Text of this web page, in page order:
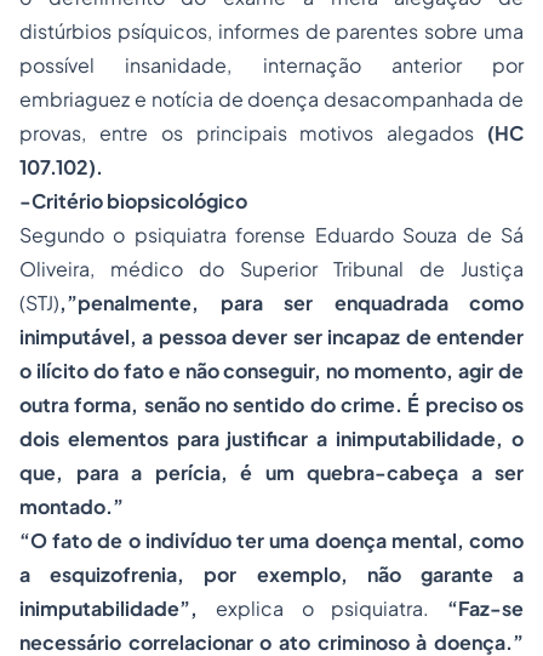
distúrbios psíquicos, informes de parentes sobre uma
possível insanidade, internação anterior por
embriaguez e notícia de doença desacompanhada de
provas, entre os principais motivos alegados (HC
107.102).
-Critério biopsicológico
Segundo o psiquiatra forense Eduardo Souza de Sá
Oliveira, médico do Superior Tribunal de Justiça
(STJ),”penalmente, para ser enquadrada como
inimputável, a pessoa dever ser incapaz de entender
o ilícito do fato e não conseguir, no momento, agir de
outra forma, senão no sentido do crime. É preciso os
dois elementos para justificar a inimputabilidade, o
que, para a perícia, é um quebra-cabeça a ser
montado.”
“O fato de o indivíduo ter uma doença mental, como
a esquizofrenia, por exemplo, não garante a
inimputabilidade”, explica o psiquiatra. “Faz-se
necessário correlacionar o ato criminoso à doença.”